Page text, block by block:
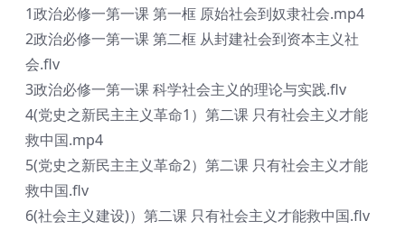
1政治必修一第一课 第一框 原始社会到奴隶社会.mp4
2政治必修一第一课 第二框 从封建社会到资本主义社
会.flv
3政治必修一第一课 科学社会主义的理论与实践.flv
4(党史之新民主主义革命1）第二课 只有社会主义才能
救中国.mp4
5(党史之新民主主义革命2）第二课 只有社会主义才能
救中国.flv
6(社会主义建设)）第二课 只有社会主义才能救中国.flv